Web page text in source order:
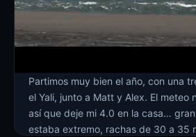
Partimos muy bien el año, con una
el Yali, junto a Matt y Alex. El meteo
así que deje mi 4.0 en la casa…
estaba extremo, rachas de 30 a 35